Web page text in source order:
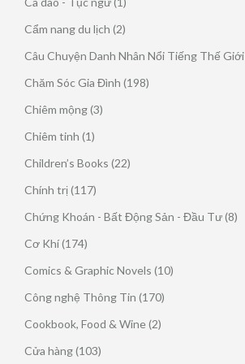
phẩm
phẩm
Cẩm nang du lịch 22
Câu Chuyện Danh Nhân Nổi Tiếng Thế Giới
Chăm Sóc Gia Đình 198198
Chiêm mộng 33
Chiêm tinh 11
phẩm
Children’s Books 2222
Chính trị 117117
Chứng Khoán - Bất Động Sản - Đầu Tư 88
Cơ Khí 174174
phẩm
Comics & Graphic Novels 1010
Công nghệ Thông Tin 170170
Cookbook, Food & Wine 22
Cửa hàng 103103